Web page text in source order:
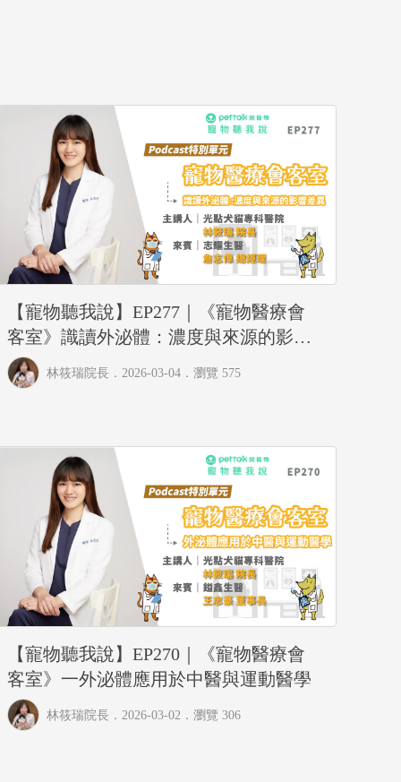
【寵物聽我說】EP277｜《寵物醫療會
客室》識讀外泌體：濃度與來源的影響
差異
林筱瑞院長 ．2026-03-04． 瀏覽 575
【寵物聽我說】EP270｜《寵物醫療會
客室》一外泌體應用於中醫與運動醫學
林筱瑞院長 ．2026-03-02． 瀏覽 306